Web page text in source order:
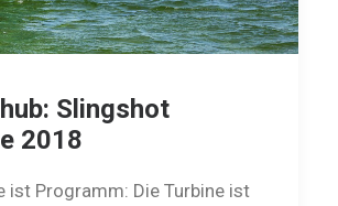
Slingshot
2018
ist Programm: Die Turbine ist